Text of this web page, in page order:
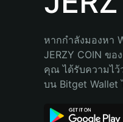
Bahasa Indonesia
Português (Brasil)
หากกำลังมองหา
JERZY COIN ข
คุณ ได้รับความไว้
บน Bitget Wallet